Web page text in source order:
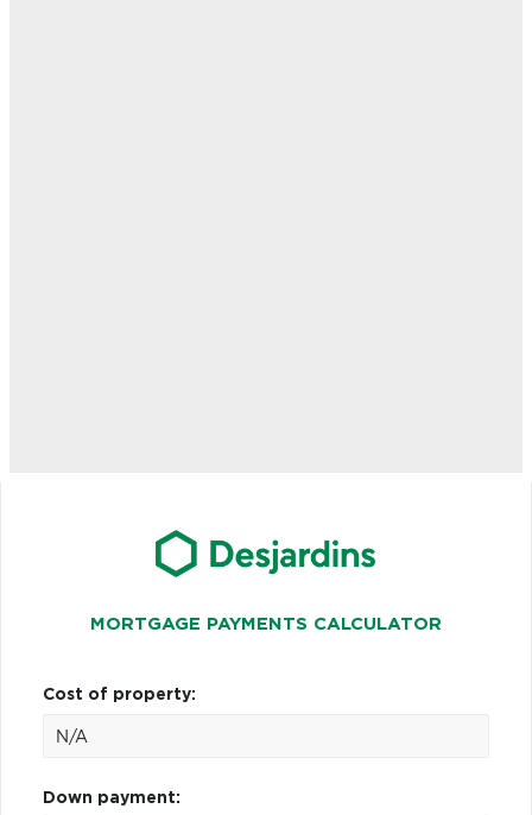
MORTGAGE PAYMENTS CALCULATOR
Cost of property:
Down payment: